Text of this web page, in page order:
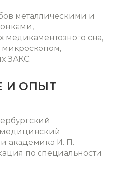
металлическими и
медикаментозного сна,
микроскопом,
ЗАКС.
И ОПЫТ
медицинский
академика И. П.
по специальности